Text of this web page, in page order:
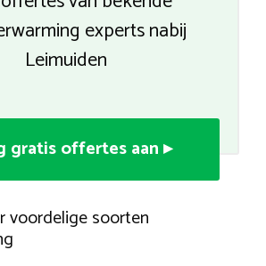
experts nabij
Leimuiden
gratis offertes aan ▸
voordelige soorten